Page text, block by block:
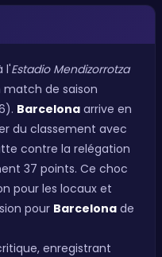
l'Estadio Mendizorrotza
match de saison
Barcelona arrive en
du classement avec
contre la relégation
37 points. Ce choc
pour les locaux et
pour Barcelona de
enregistrant